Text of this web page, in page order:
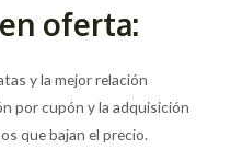
oferta:
y la mejor relación
por cupón y la adquisición
que bajan el precio.